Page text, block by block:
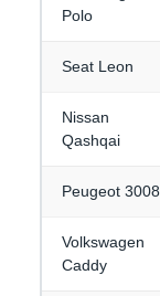
Polo
Seat Leon
Nissan
Qashqai
Peugeot 3008
Volkswagen
Caddy